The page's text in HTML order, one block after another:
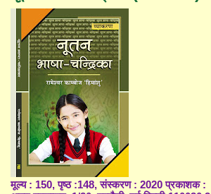
मूल्य : 150, पृष्ठ :148, संस्करण : 2020 प्रकाशक :